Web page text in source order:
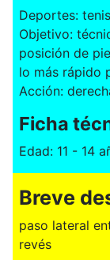
Deportes: tenis
Objetivo:
posición de
lo más rápido
Acción:
Ficha
Edad: 11 - 14
Breve
paso lateral
revés